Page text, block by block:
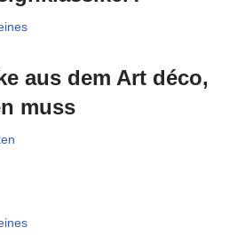
aus dem Art déco,
muss